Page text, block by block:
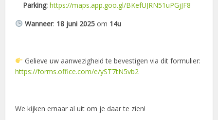
Parking: https://maps.app.goo.gl/BKefUJRN51uPGjJF8
Wanneer: 18 juni 2025 om 14u
Gelieve uw aanwezigheid te bevestigen via dit formulier:
https://forms.office.com/e/yST7tN5vb2
We kijken ernaar al uit om je daar te zien!